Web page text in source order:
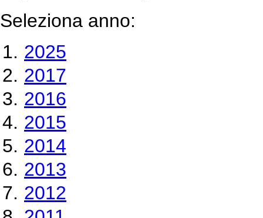
Seleziona anno:
2025
2017
2016
2015
2014
2013
2012